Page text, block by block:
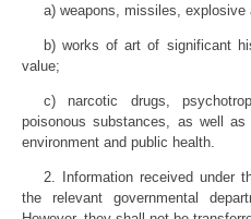
a) weapons, missiles, explosive
b) works of art of significant
value;
c) narcotic drugs,
poisonous substances, as well
environment and public health.
2. Information received under
the relevant governmental